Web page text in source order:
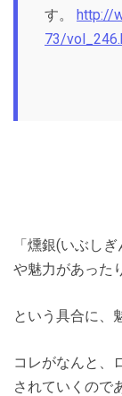
す。 http://
73/
「燻銀(いぶし
や魅力があった
という具合に、
コレがなんと、
されていくので